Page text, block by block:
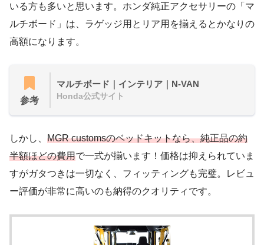
いる方も多いと思います。ホンダ純正アクセサリーの「マ
ルチボード」は、ラゲッジ用とリア用を揃えるとかなりの
高額になります。
参考
マルチボード｜インテリア｜N-VAN
Honda公式サイト
しかし、 MGR customsのベッドキットなら、純正品の約
半額ほどの費用で一式が揃います！価格は抑えられていま
すがガタつきは一切なく、フィッティングも完璧。レビュ
ー評価が非常に高いのも納得のクオリティです。